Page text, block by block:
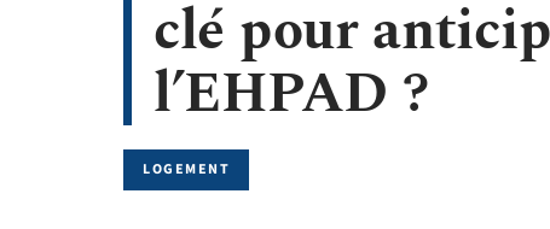
clé pour
l’EHPAD ?
LOGEMENT